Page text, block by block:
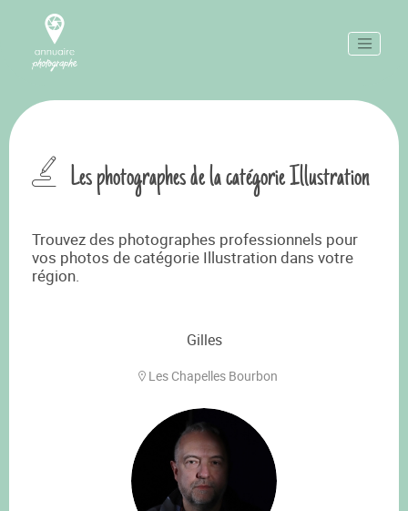
Les photographes de la catégorie Illustration
Trouvez des photographes professionnels pour
vos photos de catégorie Illustration dans votre
région.
Gilles
Les Chapelles Bourbon